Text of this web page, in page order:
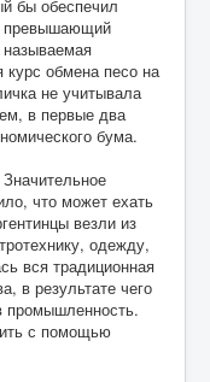
бы обеспечил
превышающий
курс обмена песо на
не учитывала
в первые два
бума.
что может ехать
везли из
одежду,
вся традиционная
в результате чего
промышленность.
с помощью